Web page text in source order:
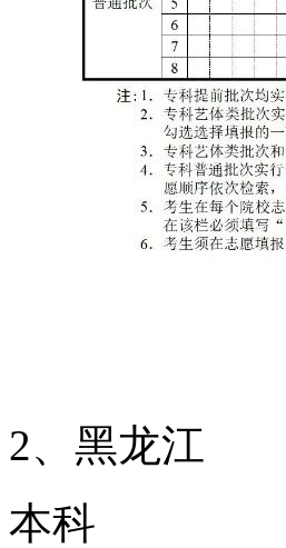
2、黑龙江
本科